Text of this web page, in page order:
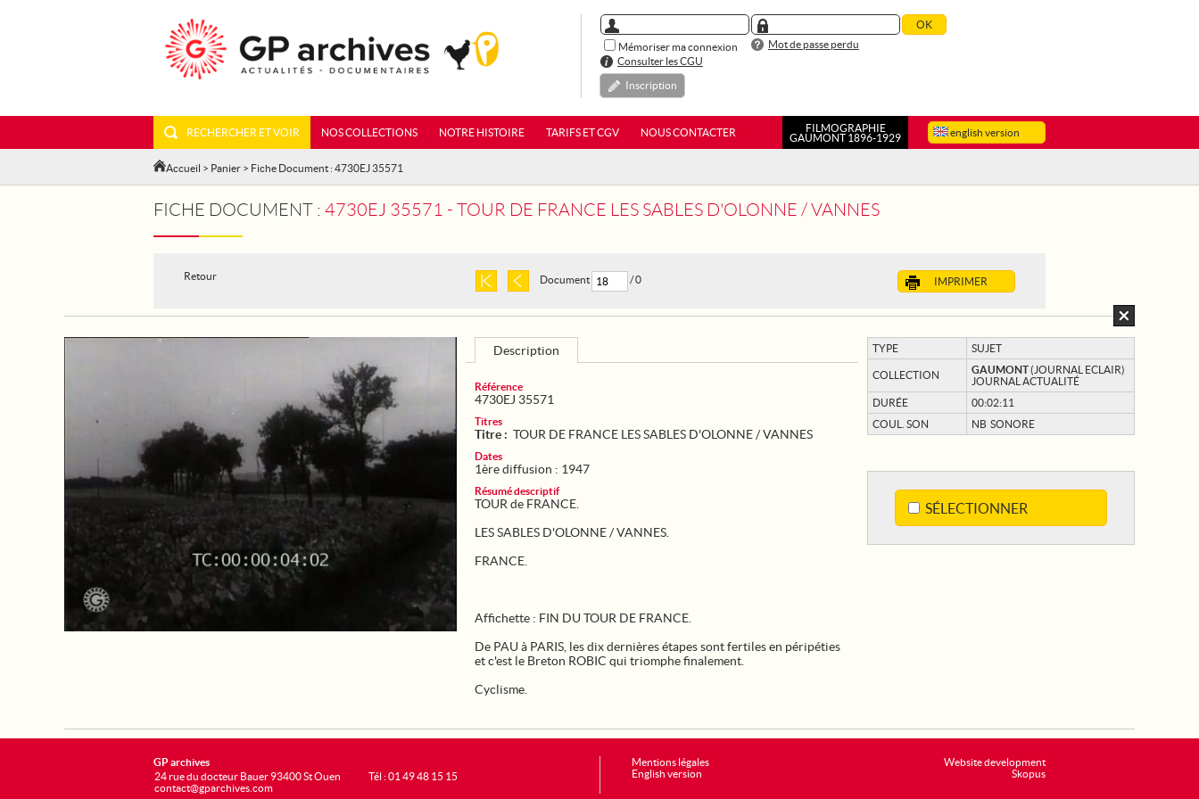
Mémoriser ma connexion
Mot de passe perdu
Consulter les CGU
Inscription
english version
RECHERCHER ET VOIR NOS COLLECTIONS NOTRE HISTOIRE TARIFS ET CGV NOUS CONTACTER
FILMOGRAPHIE
GAUMONT 1896-1929
Accueil > Panier > Fiche Document : 4730EJ 35571
FICHE DOCUMENT : 4730EJ 35571 - TOUR DE FRANCE LES SABLES D'OLONNE / VANNES
Retour IMPRIMER
Document / 0
TYPE SUJET
COLLECTION GAUMONT(JOURNAL ECLAIR)
JOURNAL ACTUALITÉ
DURÉE
00:02:11
COUL. SON
NB SONORE
SÉLECTIONNER
Description
Référence
4730EJ 35571
Titres
Titre : TOUR DE FRANCE LES SABLES D'OLONNE / VANNES
Dates
1ère diffusion : 1947
Résumé descriptif
TOUR de FRANCE.
LES SABLES D'OLONNE / VANNES.
FRANCE.
Affichette : FIN DU TOUR DE FRANCE.
De PAU à PARIS, les dix dernières étapes sont fertiles en péripéties
et c'est le Breton ROBIC qui triomphe finalement.
Cyclisme.
Website development
Skopus
GP archives
24 rue du docteur Bauer 93400 St Ouen
contact@gparchives.com
Tél : 01 49 48 15 15
Mentions légales
English version